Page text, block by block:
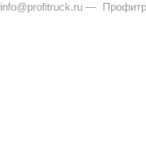
info@profitruck.ru —